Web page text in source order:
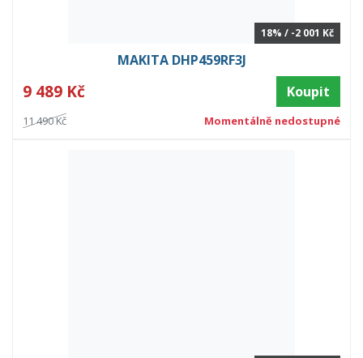
18% / -2 001 Kč
MAKITA DHP459RF3J
9 489 Kč Koupit
11 490 Kč Momentálně nedostupné